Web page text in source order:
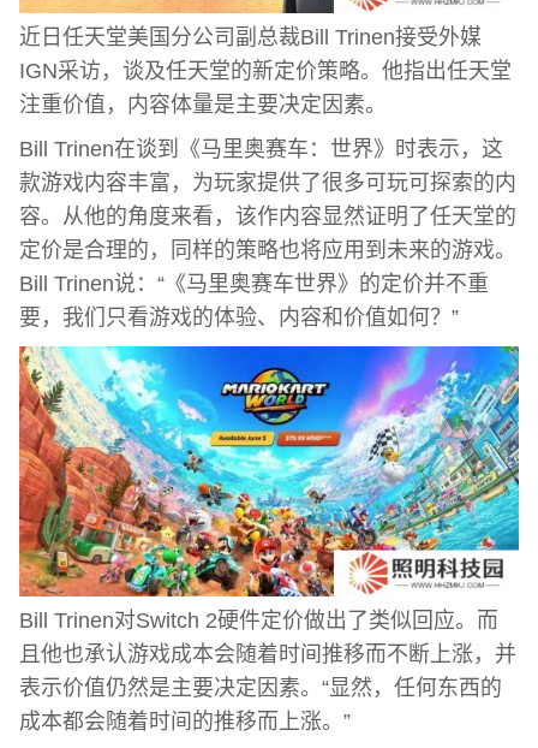
近日任天堂美国分公司副总裁Bill Trinen接受外媒
IGN采访，谈及任天堂的新定价策略。他指出任天堂
注重价值，内容体量是主要决定因素。
Bill Trinen在谈到《马里奥赛车：世界》时表示，这
款游戏内容丰富，为玩家提供了很多可玩可探索的内
容。从他的角度来看，该作内容显然证明了任天堂的
定价是合理的，同样的策略也将应用到未来的游戏。
Bill Trinen说：“《马里奥赛车世界》的定价并不重
要，我们只看游戏的体验、内容和价值如何？”
Bill Trinen对Switch 2硬件定价做出了类似回应。而
且他也承认游戏成本会随着时间推移而不断上涨，并
表示价值仍然是主要决定因素。“显然，任何东西的
成本都会随着时间的推移而上涨。”